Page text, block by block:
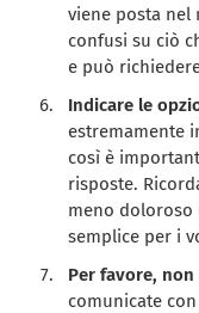
viene posta nel
confusi su ciò
e può
Indicare le
estremamente
così è
risposte.
meno doloroso
semplice per i
Per favore,
comunicate